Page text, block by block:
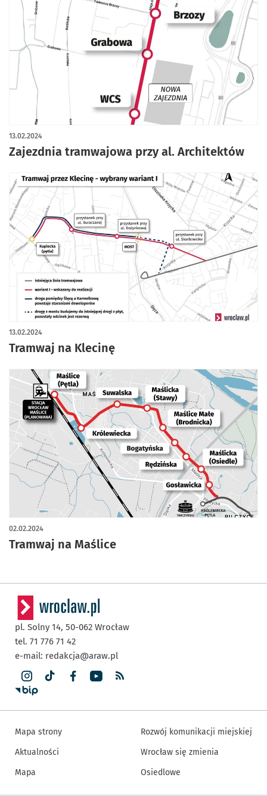
Zajezdnia tramwajowa przy al. Architektów
13.02.2024
Tramwaj na Klecinę
13.02.2024
Tramwaj na Maślice
02.02.2024
pl. Solny 14, 50-062 Wrocław
tel. 71 776 71 42
e-mail: redakcja@araw.pl
Mapa strony
Aktualności
Mapa
Rozwój komunikacji miejskiej
Wrocław się zmienia
Osiedlowe